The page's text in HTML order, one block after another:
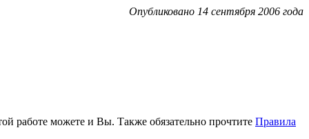
Опубликовано 14 сентября 2006 года
работе можете и Вы. Также обязательно прочтите Правила